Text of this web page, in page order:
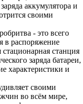
аккумулятора и
своими
- это всего
в распоряжение
стационарная станция
заряда батареи,
характеристики и
своими
во всём мире,